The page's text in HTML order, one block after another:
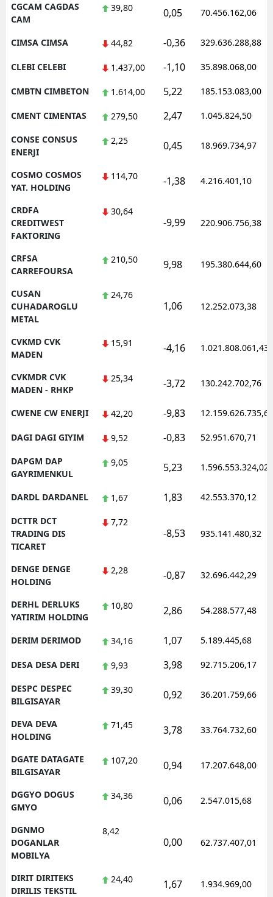
CGCAM CAGDAS
CAM
39,80 0,05 70.456.162,06
CIMSA CIMSA 44,82 -0,36 329.636.288,88
CLEBI CELEBI 1.437,00 -1,10 35.898.068,00
CMBTN CIMBETON 1.614,00 5,22 185.153.083,00
CMENT CIMENTAS 279,50 2,47 1.045.824,50
CONSE CONSUS
ENERJI
2,25 0,45 18.969.734,97
COSMO COSMOS
YAT. HOLDING
114,70 -1,38 4.216.401,10
CRDFA
CREDITWEST
FAKTORING
30,64
-9,99 220.906.756,38
CRFSA
CARREFOURSA
210,50 9,98 195.380.644,60
CUSAN
CUHADAROGLU
METAL
24,76
1,06 12.252.073,38
CVKMD CVK
MADEN
15,91 -4,16 1.021.808.061,43
CVKMDR CVK
MADEN - RHKP
25,34 -3,72 130.242.702,76
CWENE CW ENERJI 42,20 -9,83 12.159.626.735,62
DAGI DAGI GIYIM 9,52 -0,83 52.951.670,71
DAPGM DAP
GAYRIMENKUL
9,05 5,23 1.596.553.324,02
DARDL DARDANEL 1,67 1,83 42.553.370,12
DCTTR DCT
TRADING DIS
TICARET
7,72
-8,53 935.141.480,32
DENGE DENGE
HOLDING
2,28 -0,87 32.696.442,29
DERHL DERLUKS
YATIRIM HOLDING
10,80 2,86 54.288.577,48
DERIM DERIMOD 34,16 1,07 5.189.445,68
DESA DESA DERI 9,93 3,98 92.715.206,17
DESPC DESPEC
BILGISAYAR
39,30 0,92 36.201.759,66
DEVA DEVA
HOLDING
71,45 3,78 33.764.732,60
DGATE DATAGATE
BILGISAYAR
107,20 0,94 17.207.648,00
DGGYO DOGUS
GMYO
34,36 0,06 2.547.015,68
DGNMO
DOGANLAR
MOBILYA
8,42
0,00 62.737.407,01
DIRIT DIRITEKS
DIRILIS TEKSTIL
24,40 1,67 1.934.969,00